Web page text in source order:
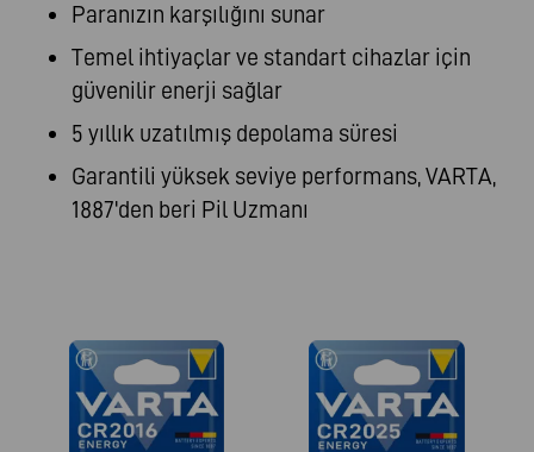
Paranızın karşılığını sunar
Temel ihtiyaçlar ve standart cihazlar için
güvenilir enerji sağlar
5 yıllık uzatılmış depolama süresi
Garantili yüksek seviye performans, VARTA,
1887'den beri Pil Uzmanı